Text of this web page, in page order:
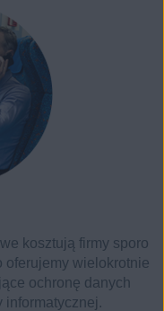
kosztują firmy sporo
oferujemy wielokrotnie
ochronę danych
informatycznej.